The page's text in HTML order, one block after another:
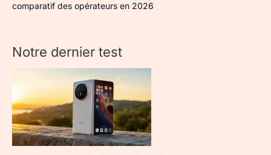
comparatif des opérateurs en 2026
Notre dernier test